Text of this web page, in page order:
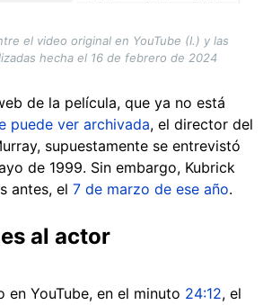
el video original en YouTube (I.) y las
hecha el 16 de febrero de 2024
de la película, que ya no está
puede ver archivada, el director del
supuestamente se entrevistó
de 1999. Sin embargo, Kubrick
antes, el 7 de marzo de ese año.
al actor
en YouTube, en el minuto 24:12, el